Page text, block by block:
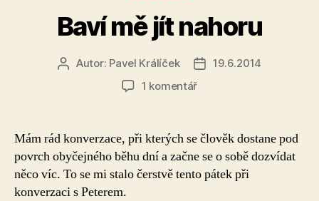
Baví mě jít nahoru
AutorAutor: Pavel Králíček
Datum
19.6.2014
1 komentářu
názvem
mě
jít
Mám rád konverzace, při kterých se člověk dostane pod
povrch obyčejného běhu dní a začne se o sobě dozvídat
něco víc. To se mi stalo čerstvě tento pátek při
konverzaci s Peterem.